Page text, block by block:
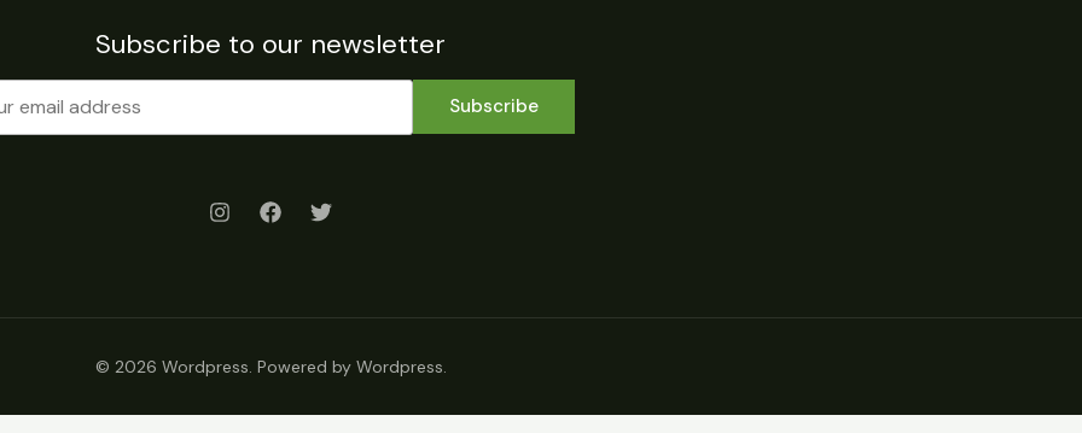
Subscribe to our newsletter
Subscribe
© 2026 Wordpress. Powered by Wordpress.